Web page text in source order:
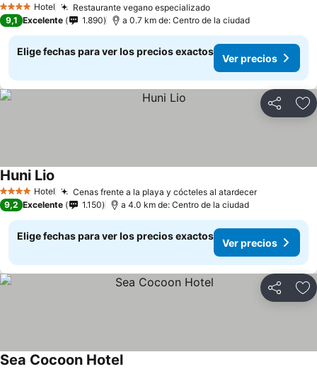
4 EstrellasHotel Restaurante vegano especializado
9,1 Excelente 1.890 a 0.7 km de: Centro de la ciudad
Elige fechas para ver los precios exactos
Ver precios
Compartir
4 EstrellasHotel Cenas frente a la playa y cócteles al atardecer
Huni Lio
9,2 Excelente 1.150 a 4.0 km de: Centro de la ciudad
Elige fechas para ver los precios exactos
Ver precios
Compartir
Sea Cocoon Hotel